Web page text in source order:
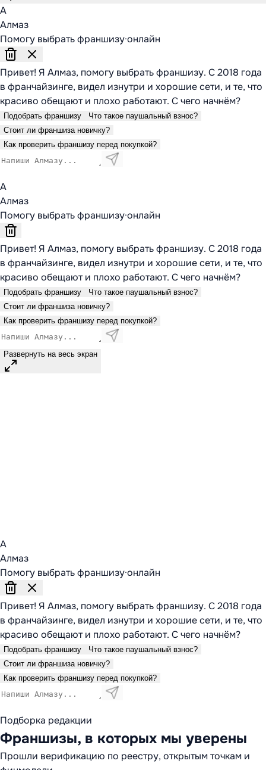
А
Алмаз
Помогу выбрать франшизу·онлайн
Привет! Я Алмаз, помогу выбрать франшизу. С 2018 года
в франчайзинге, видел изнутри и хорошие сети, и те, что
красиво обещают и плохо работают. С чего начнём?
Подобрать франшизу
Что такое паушальный взнос?
Стоит ли франшиза новичку?
Как проверить франшизу перед покупкой?
А
Алмаз
Помогу выбрать франшизу·онлайн
Привет! Я Алмаз, помогу выбрать франшизу. С 2018 года
в франчайзинге, видел изнутри и хорошие сети, и те, что
красиво обещают и плохо работают. С чего начнём?
Подобрать франшизу
Что такое паушальный взнос?
Стоит ли франшиза новичку?
Как проверить франшизу перед покупкой?
Развернуть на весь экран
А
Алмаз
Помогу выбрать франшизу·онлайн
Привет! Я Алмаз, помогу выбрать франшизу. С 2018 года
в франчайзинге, видел изнутри и хорошие сети, и те, что
красиво обещают и плохо работают. С чего начнём?
Подобрать франшизу
Что такое паушальный взнос?
Стоит ли франшиза новичку?
Как проверить франшизу перед покупкой?
Подборка редакции
Франшизы, в которых мы уверены
Прошли верификацию по реестру, открытым точкам и